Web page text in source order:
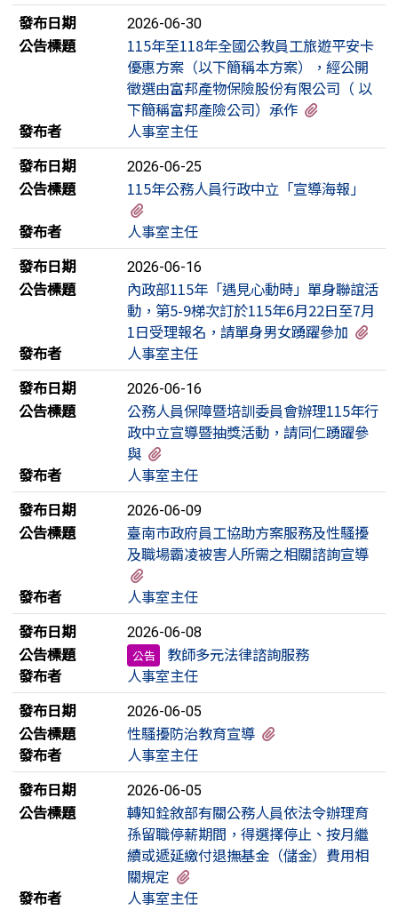
發布日期
2026-06-30
公告標題
115年至118年全國公教員工旅遊平安卡
優惠方案（以下簡稱本方案），經公開
徵選由富邦產物保險股份有限公司（ 以
下簡稱富邦產險公司）承作
發布者
人事室主任
發布日期
2026-06-25
公告標題
115年公務人員行政中立「宣導海報」
發布者
人事室主任
發布日期
2026-06-16
公告標題
內政部115年「遇見心動時」單身聯誼活
動，第5-9梯次訂於115年6月22日至7月
1日受理報名，請單身男女踴躍參加
發布者
人事室主任
發布日期
2026-06-16
公告標題
公務人員保障暨培訓委員會辦理115年行
政中立宣導暨抽獎活動，請同仁踴躍參
與
發布者
人事室主任
發布日期
2026-06-09
公告標題
臺南市政府員工協助方案服務及性騷擾
及職場霸凌被害人所需之相關諮詢宣導
發布者
人事室主任
發布日期
2026-06-08
公告標題 公告
教師多元法律諮詢服務
發布者
人事室主任
發布日期
2026-06-05
公告標題 性騷擾防治教育宣導
發布者
人事室主任
發布日期
2026-06-05
公告標題
轉知銓敘部有關公務人員依法令辦理育
孫留職停薪期間，得選擇停止、按月繼
續或遞延繳付退撫基金（儲金）費用相
關規定
發布者
人事室主任